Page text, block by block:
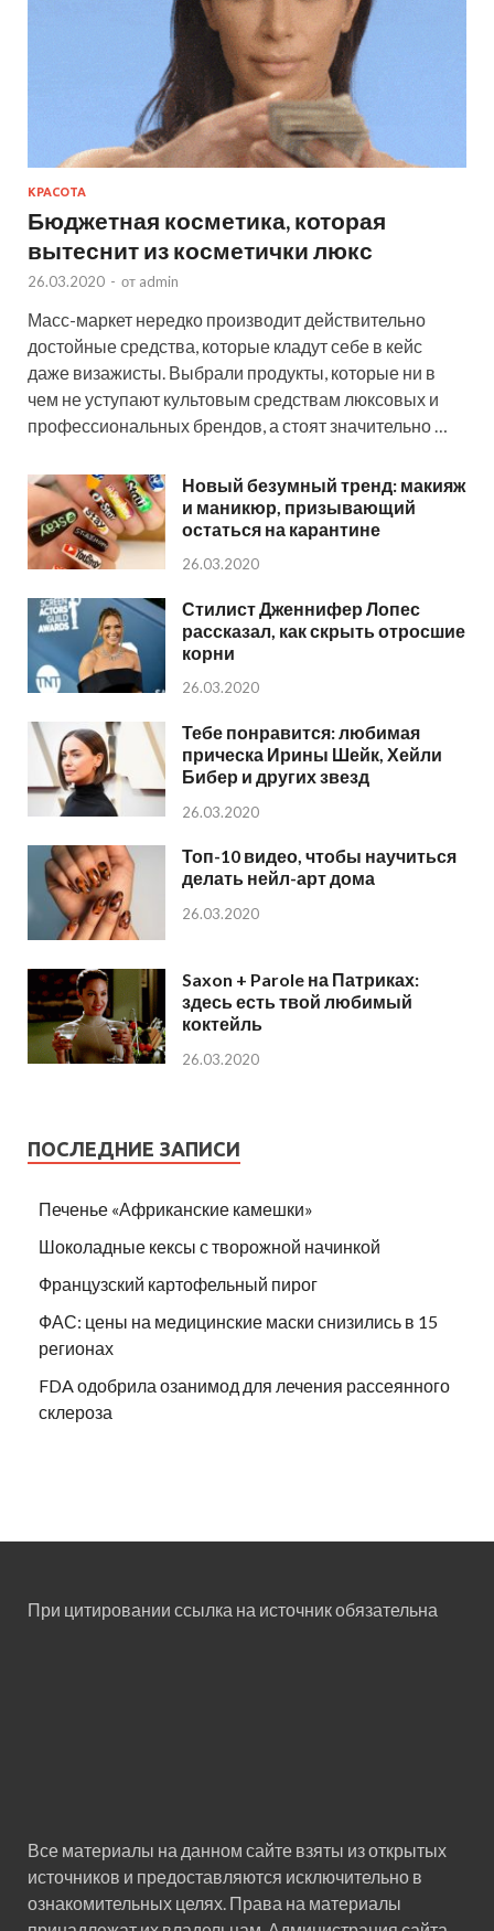
КРАСОТА
Бюджетная косметика, которая
вытеснит из косметички люкс
26.03.2020 - от admin
Масс-маркет нередко производит действительно
достойные средства, которые кладут себе в кейс
даже визажисты. Выбрали продукты, которые ни в
чем не уступают культовым средствам люксовых и
профессиональных брендов, а стоят значительно …
Новый безумный тренд: макияж
и маникюр, призывающий
остаться на карантине
26.03.2020
Стилист Дженнифер Лопес
рассказал, как скрыть отросшие
корни
26.03.2020
Тебе понравится: любимая
прическа Ирины Шейк, Хейли
Бибер и других звезд
26.03.2020
Топ-10 видео, чтобы научиться
делать нейл-арт дома
26.03.2020
Saxon + Parole на Патриках:
здесь есть твой любимый
коктейль
26.03.2020
ПОСЛЕДНИЕ ЗАПИСИ
Печенье «Африканские камешки»
Шоколадные кексы с творожной начинкой
Французский картофельный пирог
ФАС: цены на медицинские маски снизились в 15
регионах
FDA одобрила озанимод для лечения рассеянного
склероза
При цитировании ссылка на источник обязательна
Все материалы на данном сайте взяты из открытых
источников и предоставляются исключительно в
ознакомительных целях. Права на материалы